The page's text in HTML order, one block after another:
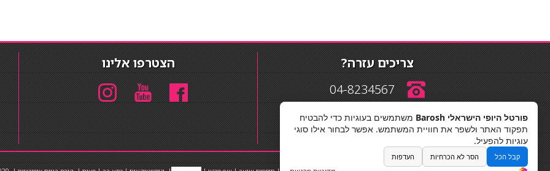
צריכים עזרה?
04-8234567
info@barosh.co.il
הצטרפו אלינו
פורטל היופי הישראלי Barosh
משתמשים בעוגיות כדי להבטיח
תפקוד האתר ולשפר את חוויית המשתמש. אפשר לבחור אילו סוגי
עוגיות להפעיל.
קבל הכל הסר לא הכרחיות העדפות